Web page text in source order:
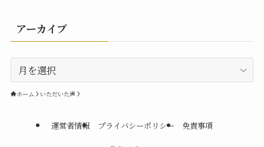
アーカイブ
ー
カホーム いただいた声
運営者情報 プライバシーポリシー 免責事項